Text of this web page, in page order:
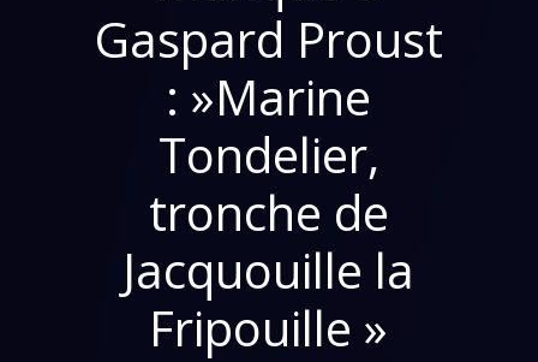
Gaspard Proust
: »Marine
Tondelier,
tronche de
Jacquouille la
Fripouille »